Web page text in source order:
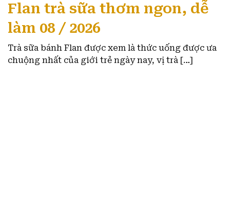
Flan trà sữa thơm ngon, dễ
làm 08 / 2026
Trà sữa bánh Flan được xem là thức uống được ưa
chuộng nhất của giới trẻ ngày nay, vị trà […]